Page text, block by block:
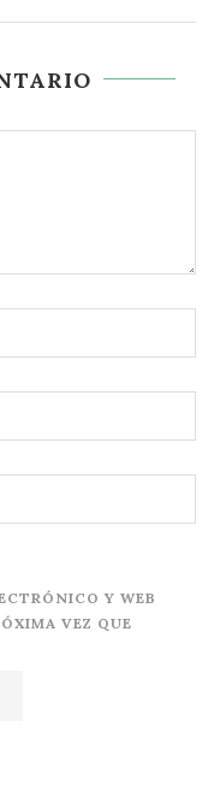
Y WEB
VEZ QUE